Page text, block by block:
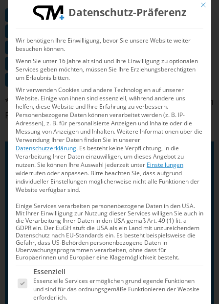
Platz: 1.500 Euro
Platz: 1.300 Euro
Platz: 1.200 Euro
Platz: 1.000 Euro
Platz: 900 Euro
*Die Prämienausschüttung erfolgt zu 50 Prozent in
Form von Aquafeel-Warengutscheinen
Die Top Ten der größten Teams bei
der DJM in Berlin
SSG Leipzig 33 Aktive
SG Frankfurt 33
SG Bayer 32
SC Magdeburg 31
SG Essen 30
Mit
Datenschutz-Präferenz
Wir benötigen Ihre Einwilligung, bevor Sie unsere Website weiter
besuchen können.
Wenn Sie unter 16 Jahre alt sind und Ihre Einwilligung zu optionalen
Services geben möchten, müssen Sie Ihre Erziehungsberechtigten
um Erlaubnis bitten.
Wir verwenden Cookies und andere Technologien auf unserer
Website. Einige von ihnen sind essenziell, während andere uns
helfen, diese Website und Ihre Erfahrung zu verbessern.
Personenbezogene Daten können verarbeitet werden (z. B. IP-
Adressen), z. B. für personalisierte Anzeigen und Inhalte oder die
Messung von Anzeigen und Inhalten.Weitere Informationen über die
Verwendung Ihrer Daten finden Sie in unserer
Datenschutzerklärung. Es besteht keine Verpflichtung, in die
Verarbeitung Ihrer Daten einzuwilligen, um dieses Angebot zu
nutzen.Sie können Ihre Auswahl jederzeit unter Einstellungen
widerrufen oder anpassen. Bitte beachten Sie, dass aufgrund
individueller Einstellungen möglicherweise nicht alle Funktionen der
Website verfügbar sind.
Einige Services verarbeiten personenbezogene Daten in den USA.
Mit Ihrer Einwilligung zur Nutzung dieser Services willigen Sie auch in
die Verarbeitung Ihrer Daten in den USA gemäß Art. 49 (1) lit. a
GDPR ein. Der EuGH stuft die USA als ein Land mit unzureichendem
Datenschutz nach EU-Standards ein. Es besteht beispielsweise die
Gefahr, dass US-Behörden personenbezogene Daten in
Überwachungsprogrammen verarbeiten, ohne dass für
Europäerinnen und Europäer eine Klagemöglichkeit besteht.
Es folgt eine Liste der Service-Gruppen, für die
Essenziell
Essenzielle Services ermöglichen grundlegende Funktionen
und sind für das ordnungsgemäße Funktionieren der Website
erforderlich.